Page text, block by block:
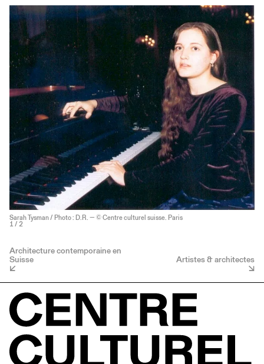
Sarah Tysman / Photo : D.R. — © Centre culturel suisse. Paris
1 / 2
Architecture contemporaine en
Suisse Artistes & architectes